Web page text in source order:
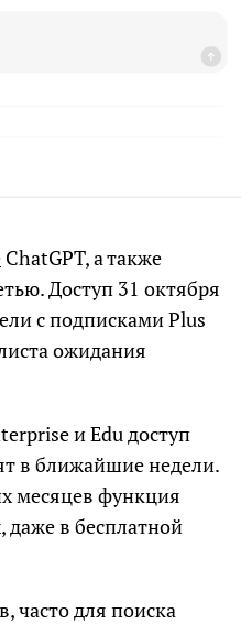
ChatGPT⁠, а также
Доступ 31 октября
с подписками Plus
ожидания
и Edu доступ
в ближайшие недели.
месяцев функция
даже в бесплатной
часто для поиска